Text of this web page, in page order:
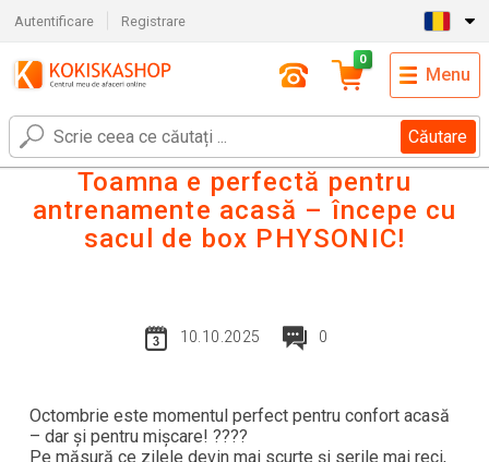
Autentificare Registrare
Căutare
0
Menu
Toamna e perfectă pentru
antrenamente acasă – începe cu
sacul de box PHYSONIC!
10.10.2025 0
Octombrie este momentul perfect pentru confort acasă
– dar și pentru mișcare! ????
Pe măsură ce zilele devin mai scurte și serile mai reci,